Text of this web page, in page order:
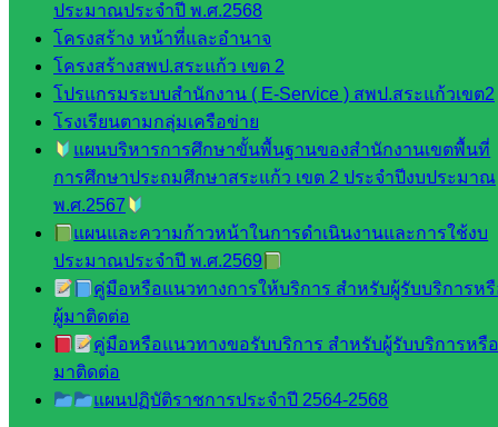
ประมาณประจำปี พ.ศ.2568
โครงสร้าง หน้าที่และอำนาจ
โครงสร้างสพป.สระแก้ว เขต 2
โปรแกรมระบบสำนักงาน ( E-Service ) สพป.สระแก้วเขต2
โรงเรียนตามกลุ่มเครือข่าย
แผนบริหารการศึกษาขั้นพื้นฐานของสำนักงานเขตพื้นที่
การศึกษาประถมศึกษาสระแก้ว เขต 2 ประจำปีงบประมาณ
พ.ศ.2567
แผนและความก้าวหน้าในการดำเนินงานและการใช้งบ
ประมาณประจำปี พ.ศ.2569
คู่มือหรือแนวทางการให้บริการ สำหรับผู้รับบริการห
ผู้มาติดต่อ
คู่มือหรือแนวทางขอรับบริการ สำหรับผู้รับบริการหรื
มาติดต่อ
แผนปฏิบัติราชการประจำปี 2564-2568
เว็บไซต์
อ.ค.ก.ศ.เขต
พื้นที่การ
ศึกษา
ดาวน์โหลด
เอกสาร
กลุ่
มอำนวย
การ
กลุ่ม
บริหาร
งานงาน